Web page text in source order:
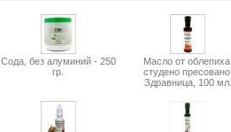
Сода, без алуминий - 250
гр.
Масло от облепиха,
студено пресовано,
Здравница, 100 мл.